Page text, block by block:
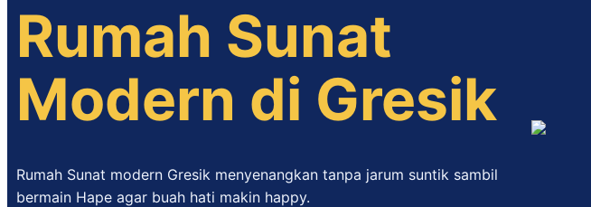
Rumah Sunat
Modern di Gresik
Rumah Sunat modern Gresik menyenangkan tanpa jarum suntik sambil
bermain Hape agar buah hati makin happy.